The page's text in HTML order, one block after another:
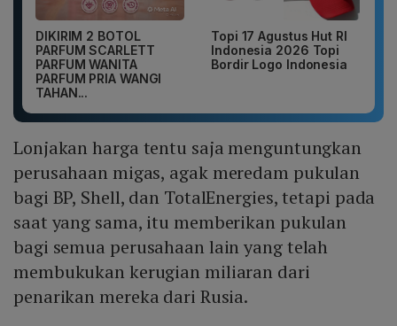
DIKIRIM 2 BOTOL
PARFUM SCARLETT
PARFUM WANITA
PARFUM PRIA WANGI
TAHAN...
Topi 17 Agustus Hut RI
Indonesia 2026 Topi
Bordir Logo Indonesia
Lonjakan harga tentu saja menguntungkan
perusahaan migas, agak meredam pukulan
bagi BP, Shell, dan TotalEnergies, tetapi pada
saat yang sama, itu memberikan pukulan
bagi semua perusahaan lain yang telah
membukukan kerugian miliaran dari
penarikan mereka dari Rusia.